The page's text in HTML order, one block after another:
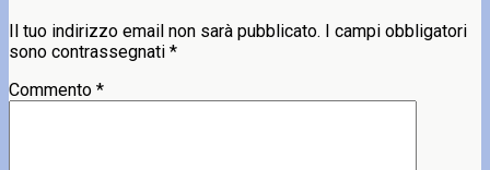
Il tuo indirizzo email non sarà pubblicato. I campi obbligatori
sono contrassegnati *
Commento *